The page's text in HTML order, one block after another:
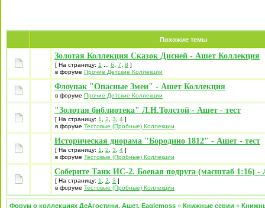
Похожие темы
Золотая Коллекция Сказок Дисней - Ашет Коллекция
[ На страницу: 1 6 7 8 ]
в форуме Прочие Детские Коллекции
Флоупак "Опасные Змеи" - Ашет Коллекция
в форуме Прочие Детские Коллекции
"Золотая библиотека" Л.Н.Толстой - Ашет - тест
[ На страницу: 1 2 3 4 ]
в форуме Тестовые (Пробные) Коллекции
Историческая диорама "Бородино 1812" - Ашет - тест
[ На страницу: 1 2 3 4 ]
в форуме Тестовые (Пробные) Коллекции
Соберите Танк ИС-2. Боевая подруга (масштаб 1:16) -
[ На страницу: 1 2 3 ]
в форуме Тестовые (Пробные) Коллекции
Форум о коллекциях ДеАгостини, Ашет, Eaglemoss » Книжные серии »